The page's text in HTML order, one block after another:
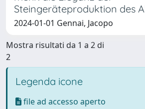
Steingeräteproduktion des
2024-01-01 Gennai, Jacopo
Mostra risultati da 1 a 2 di
2
Legenda icone
file ad accesso aperto